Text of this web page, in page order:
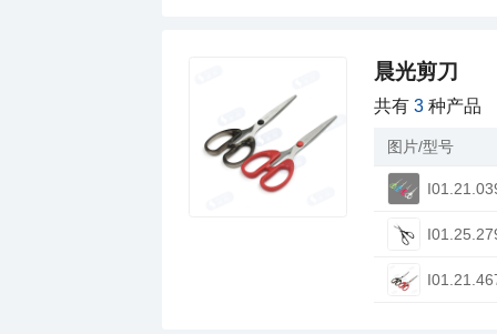
晨光剪刀
共有3 种产品
图片/型号